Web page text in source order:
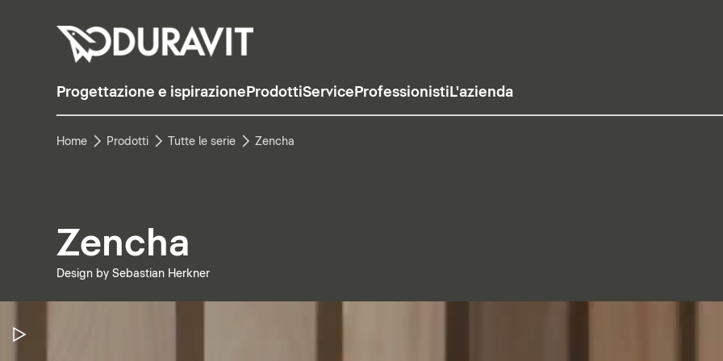
Progettazione e ispirazione ProdottiService Professionisti L'azienda
Home Prodotti Tutte le serie Zencha
Zencha
Design by Sebastian Herkner
Metti in pausa il video